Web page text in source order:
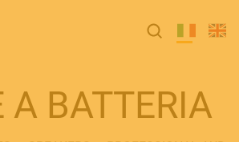
A BATTERIA